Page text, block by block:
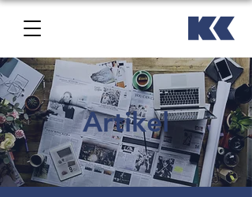
Artikel